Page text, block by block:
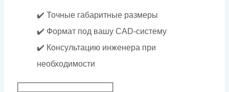
✔️ Точные габаритные размеры
✔️ Формат под вашу CAD-систему
✔️ Консультацию инженера при
необходимости